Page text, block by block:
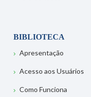
BIBLIOTECA
Apresentação
Acesso aos Usuários
Como Funciona